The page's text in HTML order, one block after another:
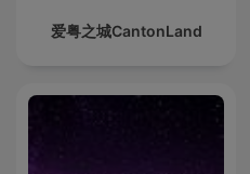
爱粤之城CantonLand